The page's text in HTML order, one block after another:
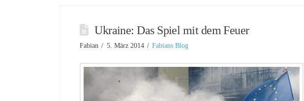
Ukraine: Das Spiel mit dem Feuer
Fabian 5. März 2014 Fabians Blog